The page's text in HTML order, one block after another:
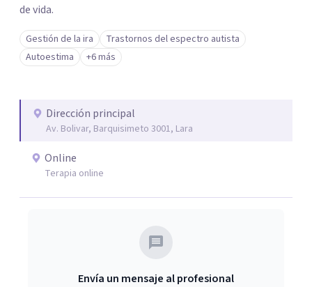
de vida.
Gestión de la ira
Trastornos del espectro autista
Autoestima
+6 más
Dirección principal
Av. Bolivar, Barquisimeto 3001, Lara
Online
Terapia online
Envía un mensaje al profesional